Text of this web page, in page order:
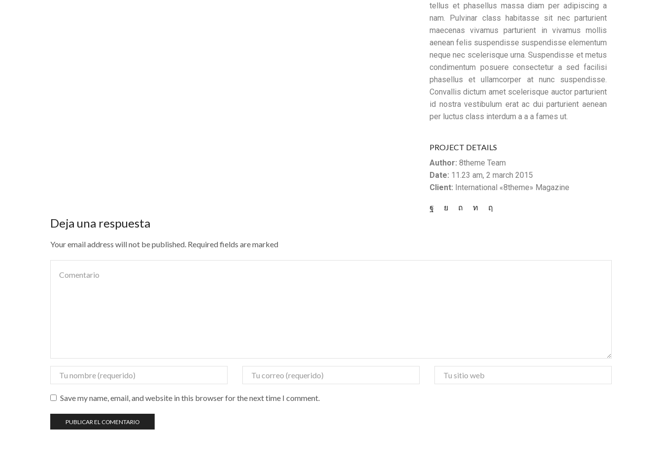
tellus et phasellus massa diam per adipiscing a
nam. Pulvinar class habitasse sit nec parturient
maecenas vivamus parturient in vivamus mollis
aenean felis suspendisse suspendisse elementum
neque nec scelerisque urna. Suspendisse et metus
condimentum posuere consectetur a sed facilisi
phasellus et ullamcorper at nunc suspendisse.
Convallis dictum amet scelerisque auctor parturient
id nostra vestibulum erat ac dui parturient aenean
per luctus class interdum a a a fames ut.
PROJECT DETAILS
Author: 8theme Team
Date: 11.23 am, 2 march 2015
Client: International «8theme» Magazine
Deja una respuesta
Your email address will not be published. Required fields are marked
Save my name, email, and website in this browser for the next time I comment.